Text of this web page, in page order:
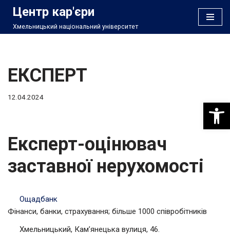
Перейти
Центр кар'єри
Хмельницький національний університет
ЕКСПЕРТ
12.04.2024
Експерт-оцінювач
заставної нерухомості
Ощадбанк
Фінанси, банки, страхування; більше 1000 співробітників
Хмельницький, Кам’янецька вулиця, 46.